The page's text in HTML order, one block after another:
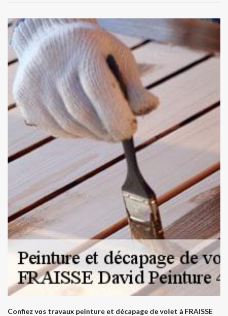
Confiez vos travaux peinture et décapage de volet à FRAISSE